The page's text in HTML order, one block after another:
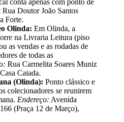
Doutor João Santos
Forte.
Olinda: Em Olinda, a
na Livraria Leitura (piso
as vendas e as rodadas de
de todas as
Rua Carmelita Soares Muniz
Caiada.
(Olinda): Ponto clássico e
colecionadores se reunirem
Endereço: Avenida
(Praça 12 de Março),